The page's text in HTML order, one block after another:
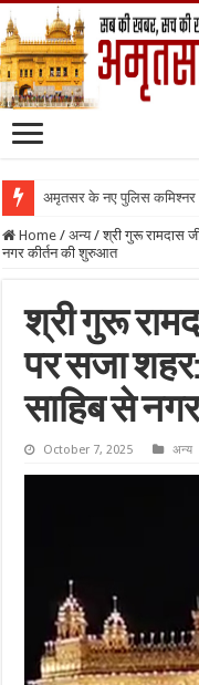
अमृतसर के नए पुलिस कमिश्नर
Home / अन्य / श्री गुरू रामदास
नगर कीर्तन की शुरुआत
श्री गुरू
पर सजा
साहिब से
October 7, 2025 अन्य